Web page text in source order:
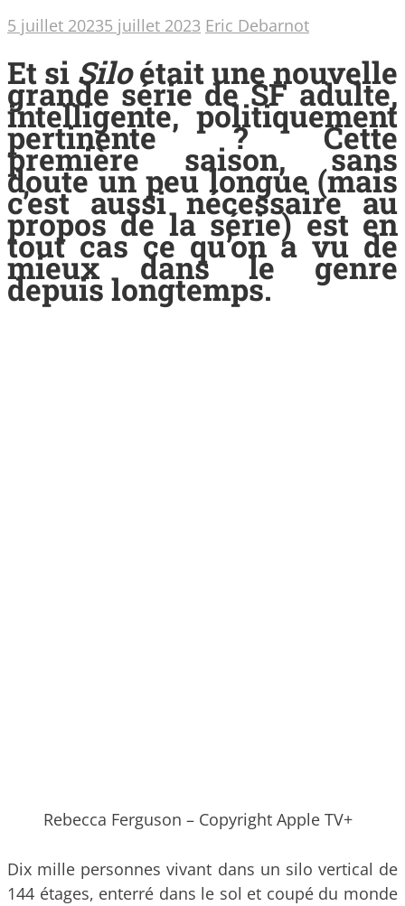
5 juillet 20235 juillet 2023 Eric Debarnot
Et si Siloétait une nouvelle
grande série de SF adulte,
intelligente, politiquement
pertinente ? Cette
première saison, sans
doute un peu longue (mais
c’est aussi nécessaire au
propos de la série) est en
tout cas ce qu’on a vu de
mieux dans le genre
depuis longtemps.
Rebecca Ferguson – Copyright Apple TV+
Dix mille personnes vivant dans un silo vertical de
144 étages, enterré dans le sol et coupé du monde